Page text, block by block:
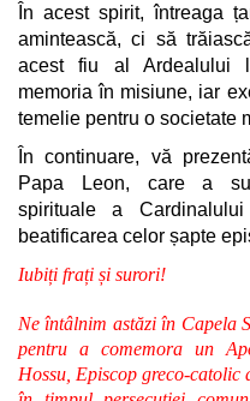
În acest spirit, întreaga
amintească, ci să
acest fiu al Ardealului
memoria în misiune, iar
temelie pentru o societate
În continuare, vă
Papa Leon, care a
spirituale a
beatificarea celor șapte
Iubiți frați și surori!
Ne întâlnim astăzi în Capela
pentru a comemora un
Hossu, Episcop greco-